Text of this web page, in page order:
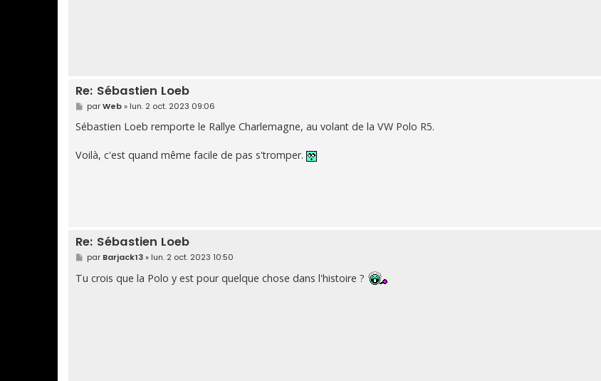
Re: Sébastien Loeb
M
e
s
s
g
e
parWeb» lun. 2 oct. 2023 09:06
Sébastien Loeb remporte le Rallye Charlemagne, au volant de la VW Polo R5.
Voilà, c'est quand même facile de pas s'tromper.
Re: Sébastien Loeb
M
e
s
s
par Barjack13» lun. 2 oct. 2023 10:50
Tu crois que la Polo y est pour quelque chose dans l'histoire ?